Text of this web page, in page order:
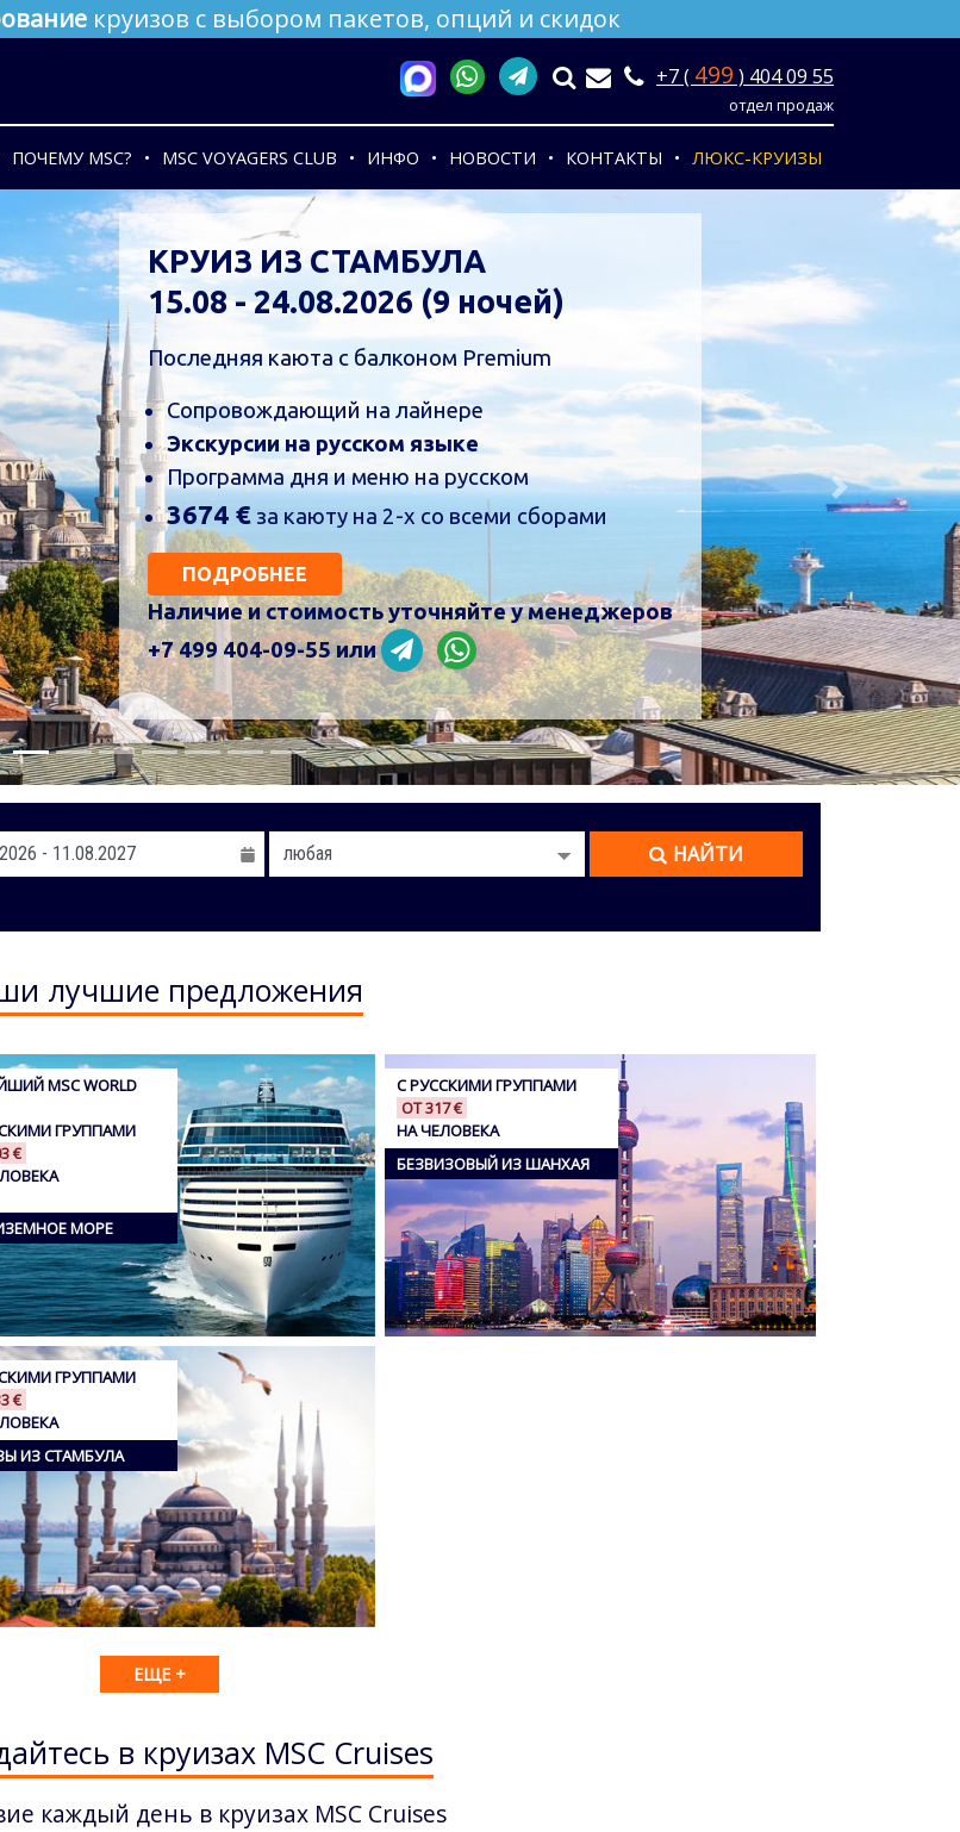
круизов с выбором пакетов, опций и скидок
+7 ( 499 ) 404 09 55
отдел продаж
ПОЧЕМУ MSC? MSC VOYAGERS CLUB ИНФО НОВОСТИ КОНТАКТЫ ЛЮКС-КРУИЗЫ
БЕЗ ВИЗ из Шанхая
С января по ноябрь
Безвизовый круиз
Русские группы
Экскурсии на русском языке
ПОДРОБНЕЕ Next
НАЙТИ
лучшие предложения
MSC WORLD
ГРУППАМИ
€
МОРЕ
С РУССКИМИ ГРУППАМИ
ОТ 317 €
НА ЧЕЛОВЕКА
БЕЗВИЗОВЫЙ ИЗ ШАНХАЯ
ГРУППАМИ
€
ИЗ СТАМБУЛА
ЕЩЕ +
в круизах MSC Cruises
каждый день в круизах MSC Cruises